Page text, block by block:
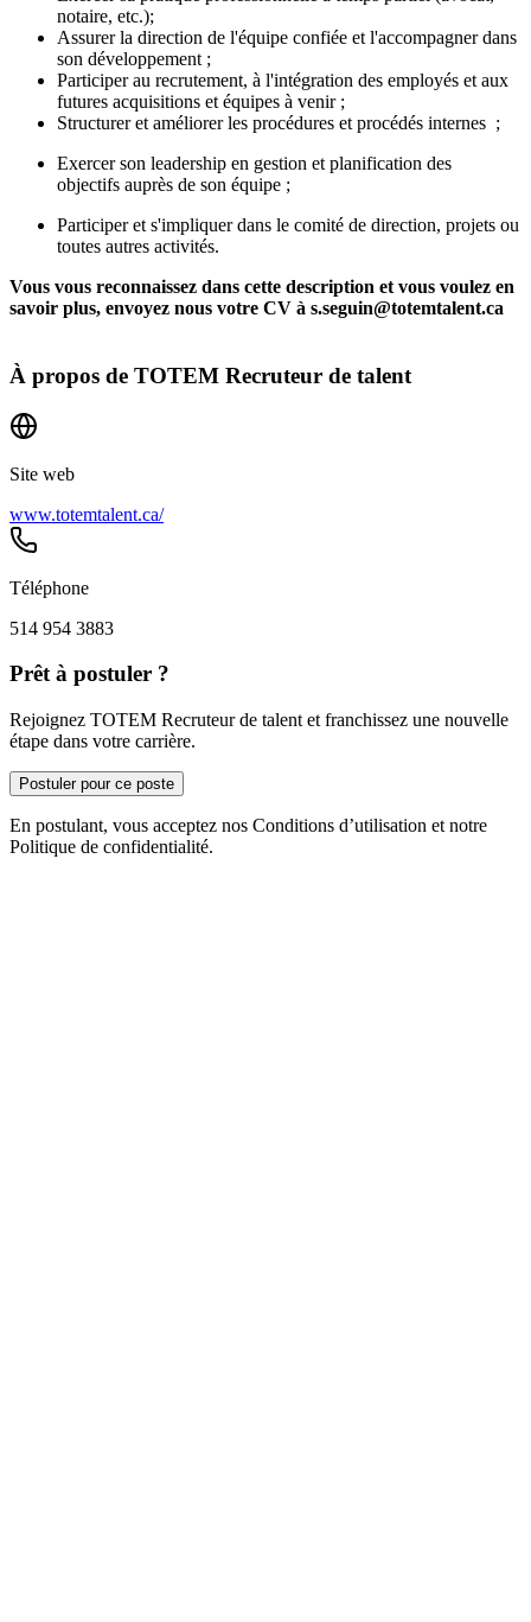
notaire, etc.);
Assurer la direction de l'équipe confiée et l'accompagner dans
son développement ;
Participer au recrutement, à l'intégration des employés et aux
futures acquisitions et équipes à venir ;
Structurer et améliorer les procédures et procédés internes ;
Exercer son leadership en gestion et planification des
objectifs auprès de son équipe ;
Participer et s'impliquer dans le comité de direction, projets ou
toutes autres activités.
Vous vous reconnaissez dans cette description et vous voulez en
savoir plus, envoyez nous votre CV à s.seguin@totemtalent.ca
À propos de TOTEM Recruteur de talent
Site web
www.totemtalent.ca/
Téléphone
514 954 3883
Prêt à postuler ?
Rejoignez TOTEM Recruteur de talent et franchissez une nouvelle
étape dans votre carrière.
Postuler pour ce poste
En postulant, vous acceptez nos Conditions d’utilisation et notre
Politique de confidentialité.